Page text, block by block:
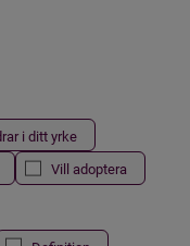
i ditt yrke
Vill adoptera